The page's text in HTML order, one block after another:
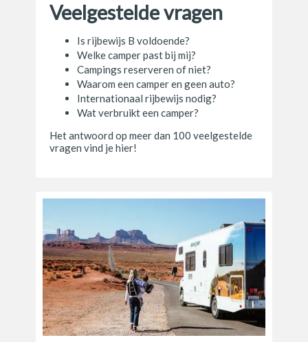
Veelgestelde vragen
Is rijbewijs B voldoende?
Welke camper past bij mij?
Campings reserveren of niet?
Waarom een camper en geen auto?
Internationaal rijbewijs nodig?
Wat verbruikt een camper?
Het antwoord op meer dan 100 veelgestelde
vragen vind je hier!